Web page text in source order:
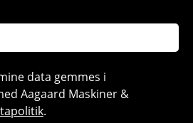
data gemmes i
Aagaard Maskiner &
.